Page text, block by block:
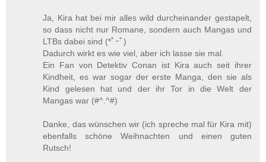
Ja, Kira hat bei mir alles wild durcheinander gestapelt,
so dass nicht nur Romane, sondern auch Mangas und
LTBs dabei sind (*ﾟｰﾟ)ゞ
Dadurch wirkt es wie viel, aber ich lasse sie mal.
Ein Fan von Detektiv Conan ist Kira auch seit ihrer
Kindheit, es war sogar der erste Manga, den sie als
Kind gelesen hat und der ihr Tor in die Welt der
Mangas war (#^.^#)
Danke, das wünschen wir (ich spreche mal für Kira mit)
ebenfalls schöne Weihnachten und einen guten
Rutsch!